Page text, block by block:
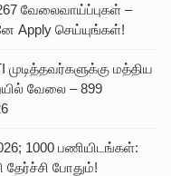
வேலைவாய்ப்புகள் –
Apply செய்யுங்கள்!
முடித்தவர்களுக்கு மத்திய
வேலை – 899
1000 பணியிடங்கள்:
தேர்ச்சி போதும்!